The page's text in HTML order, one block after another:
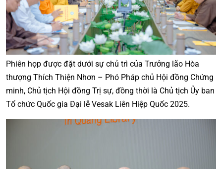
Phiên họp được đặt dưới sự chủ trì của Trưởng lão Hòa
thượng Thích Thiện Nhơn – Phó Pháp chủ Hội đồng Chứng
minh, Chủ tịch Hội đồng Trị sự, đồng thời là Chủ tịch Ủy ban
Tổ chức Quốc gia Đại lễ Vesak Liên Hiệp Quốc 2025.